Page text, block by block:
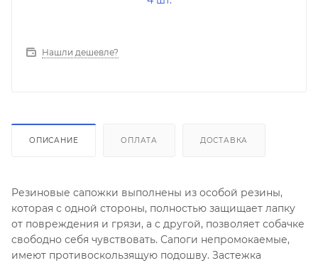
Нашли дешевле?
ОПИСАНИЕ ОПЛАТА ДОСТАВКА
Резиновые сапожки выполнены из особой резины,
которая с одной стороны, полностью защищает лапку
от повреждения и грязи, а с другой, позволяет собачке
свободно себя чувствовать. Сапоги непромокаемые,
имеют противоскользящую подошву. Застежка